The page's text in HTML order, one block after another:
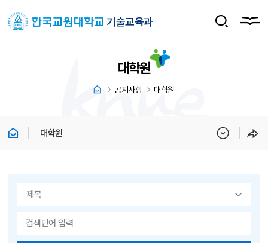
기술교육과
대학원
공지사항 대학원
대학원